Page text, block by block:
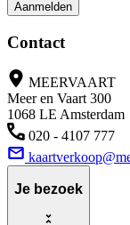
Aanmelden
Contact
MEERVAART
Meer en Vaart 300
1068 LE Amsterdam
020 - 4107 777
Je bezoek